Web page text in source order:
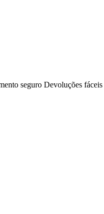
seguro Devoluções fáceis